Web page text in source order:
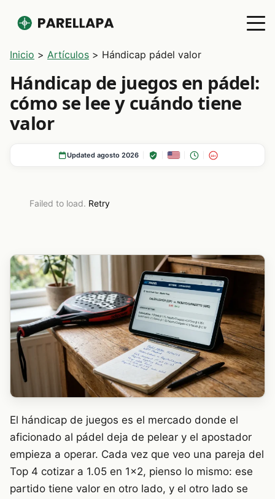
Inicio > Artículos > Hándicap pádel valor
Hándicap de juegos en pádel:
cómo se lee y cuándo tiene
valor
Updated agosto 2026 18+
Failed to load. Retry
El hándicap de juegos es el mercado donde el
aficionado al pádel deja de pelear y el apostador
empieza a operar. Cada vez que veo una pareja del
Top 4 cotizar a 1.05 en 1×2, pienso lo mismo: ese
partido tiene valor en otro lado, y el otro lado se